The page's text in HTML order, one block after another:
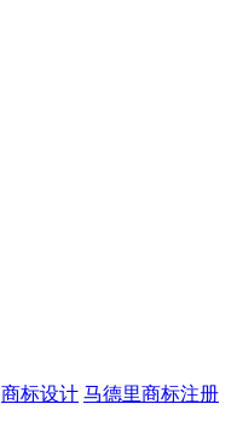
商标设计 马德里商标注册